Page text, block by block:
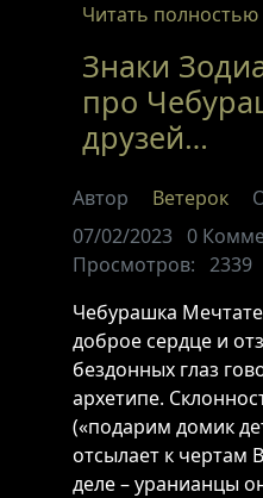
Читать полностью
Знаки
про
друзей…
Автор Ветерок
07/02/2023
0
Просмотров:
2339
Чебурашка
доброе сердце и
бездонных глаз
архетипе.
(«подарим домик
отсылает к чертам
деле – уранианцы